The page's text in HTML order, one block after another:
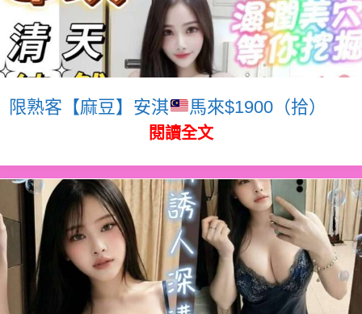
限熟客【麻豆】安淇 馬來$1900（拾）
閱讀全文